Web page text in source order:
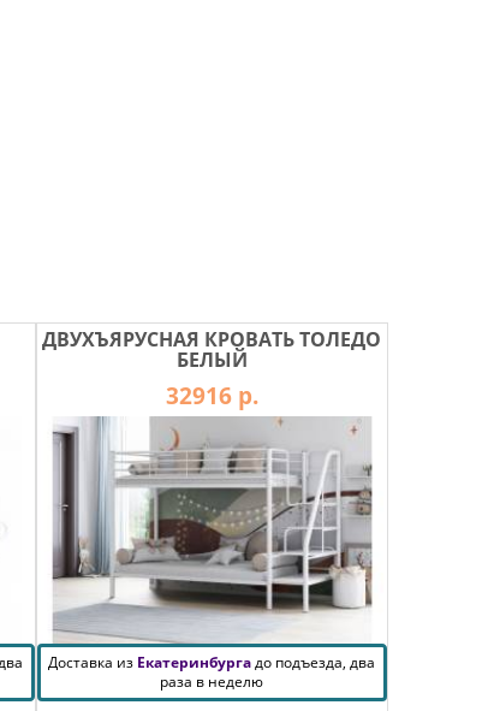
ДВУХЪЯРУСНАЯ КРОВАТЬ ТОЛЕДО
БЕЛЫЙ
32916 р.
Доставка из Екатеринбургадо подъезда, два
раза в неделю